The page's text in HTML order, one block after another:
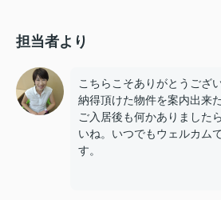
担当者より
こちらこそありがとうござ
納得頂けた物件を案内出来
ご入居後も何かありました
いね。いつでもウェルカム
す。